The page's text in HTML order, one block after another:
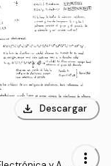
download Descargar
more_vert